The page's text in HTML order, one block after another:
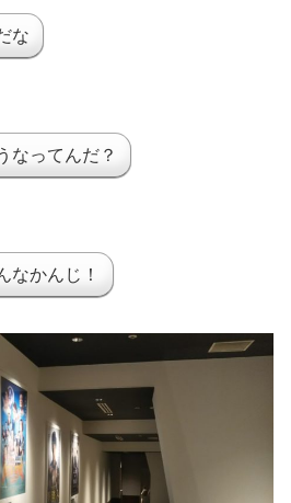
な
なってんだ？
なかんじ！